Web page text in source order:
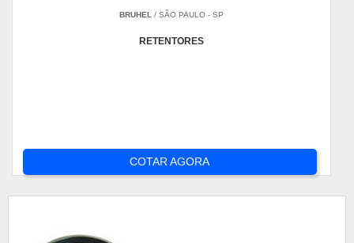
BRUHEL / SÃO PAULO - SP
RETENTORES
COTAR AGORA